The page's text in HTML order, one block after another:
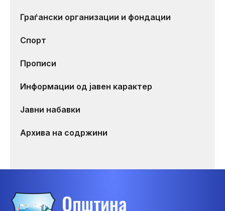
Граѓански организации и фондации
Спорт
Прописи
Информации од јавен карактер
Јавни набавки
Архива на содржини